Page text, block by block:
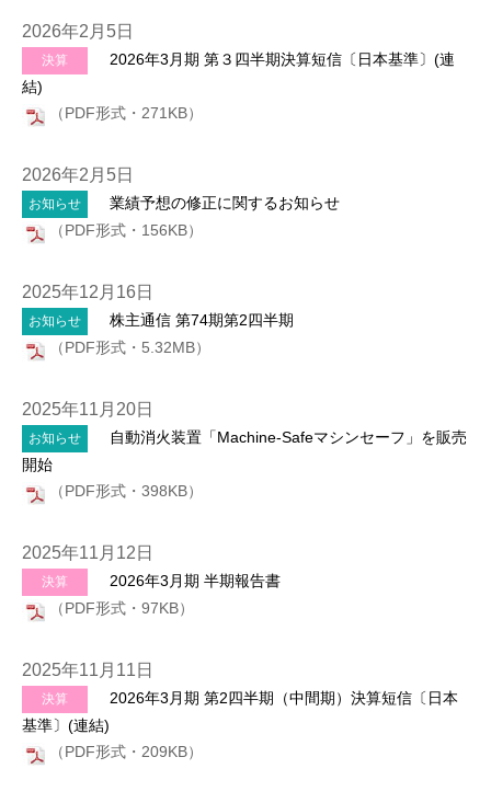
2026年2月5日
決算
2026年3月期 第３四半期決算短信〔日本基準〕(連
結)
（PDF形式・271KB）
2026年2月5日
お知らせ
業績予想の修正に関するお知らせ
（PDF形式・156KB）
2025年12月16日
お知らせ
株主通信 第74期第2四半期
（PDF形式・5.32MB）
2025年11月20日
お知らせ
自動消火装置「Machine-Safeマシンセーフ」を販売
開始
（PDF形式・398KB）
2025年11月12日
決算
2026年3月期 半期報告書
（PDF形式・97KB）
2025年11月11日
決算
2026年3月期 第2四半期（中間期）決算短信〔日本
基準〕(連結)
（PDF形式・209KB）